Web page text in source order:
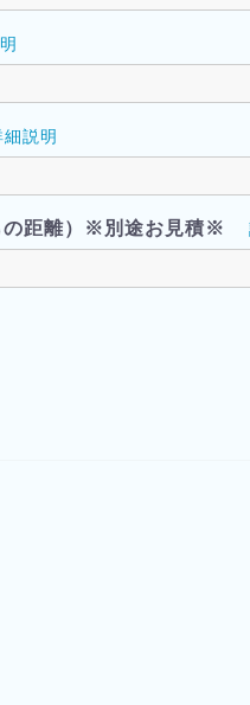
細説明
の距離）※別途お見積※